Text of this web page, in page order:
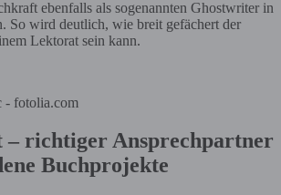
ebenfalls als sogenannten Ghostwriter in
So wird deutlich, wie breit gefächert der
Lektorat sein kann.
- fotolia.com
– richtiger Ansprechpartner
Buchprojekte